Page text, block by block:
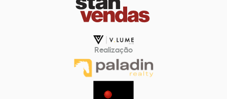
Realização